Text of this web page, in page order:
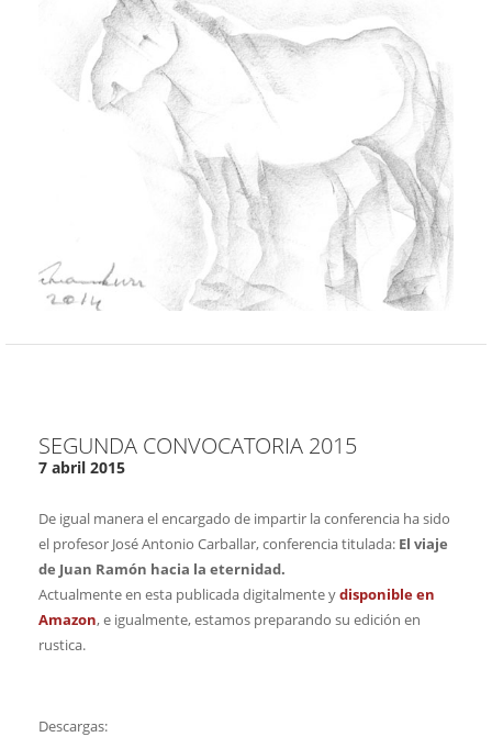
SEGUNDA CONVOCATORIA 2015
7 abril 2015
De igual manera el encargado de impartir la conferencia ha sido
el profesor José Antonio Carballar, conferencia titulada: El viaje
de Juan Ramón hacia la eternidad.
Actualmente en esta publicada digitalmente ydisponible en
Amazon, e igualmente, estamos preparando su edición en
rustica.
Descargas: